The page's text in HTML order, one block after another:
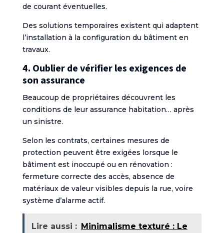
de courant éventuelles.
Des solutions temporaires existent qui adaptent
l’installation à la configuration du bâtiment en
travaux.
4. Oublier de vérifier les exigences de
son assurance
Beaucoup de propriétaires découvrent les
conditions de leur assurance habitation… après
un sinistre.
Selon les contrats, certaines mesures de
protection peuvent être exigées lorsque le
bâtiment est inoccupé ou en rénovation :
fermeture correcte des accès, absence de
matériaux de valeur visibles depuis la rue, voire
système d’alarme actif.
Lire aussi : Minimalisme texturé : Le